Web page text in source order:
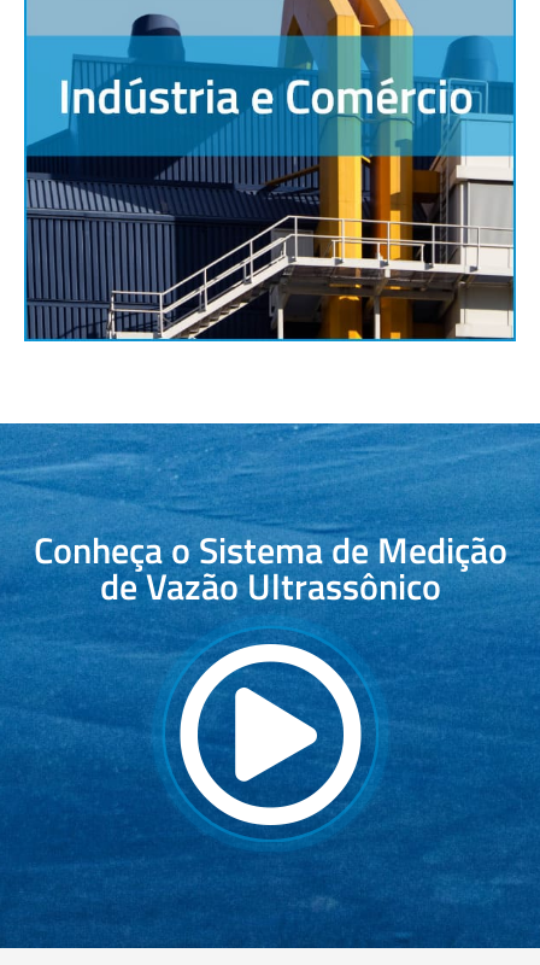
Conheça o Sistema de Medição
de Vazão Ultrassônico